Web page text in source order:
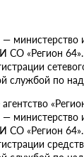
«Регион 64».
службой по
«Регион 64».